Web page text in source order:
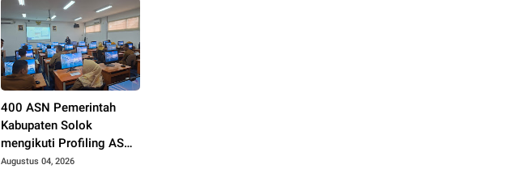
400 ASN Pemerintah
Kabupaten Solok
mengikuti Profiling ASN
2026.
Augustus 04, 2026